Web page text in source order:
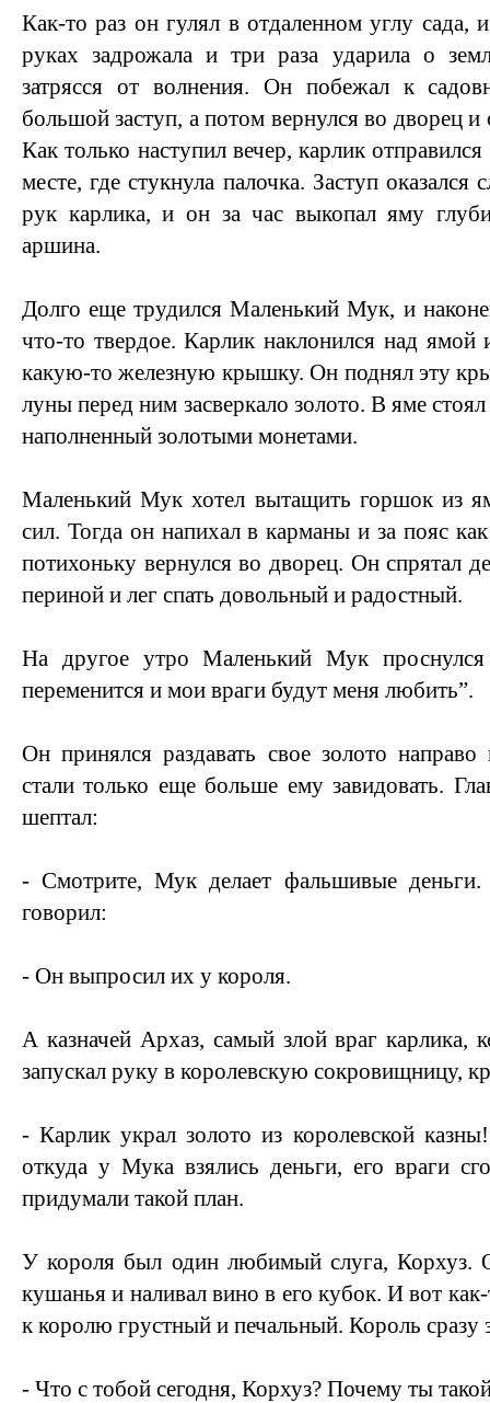
Как-то раз он гулял в отдаленном углу сада,
руках задрожала и три раза ударила о
затрясся от волнения. Он побежал к
большой заступ, а потом вернулся во дворец и
Как только наступил вечер, карлик
месте, где стукнула палочка. Заступ
рук карлика, и он за час выкопал яму
аршина.
Долго еще трудился Маленький Мук, и
что-то твердое. Карлик наклонился над
какую-то железную крышку. Он поднял эту
луны перед ним засверкало золото. В яме
наполненный золотыми монетами.
Маленький Мук хотел вытащить горшок из
сил. Тогда он напихал в карманы и за пояс
потихоньку вернулся во дворец. Он спрятал
периной и лег спать довольный и радостный.
На другое утро Маленький Мук
переменится и мои враги будут меня любить”.
Он принялся раздавать свое золото
стали только еще больше ему завидовать.
шептал:
- Смотрите, Мук делает фальшивые деньги.
говорил:
- Он выпросил их у короля.
А казначей Архаз, самый злой враг карлика,
запускал руку в королевскую сокровищницу,
- Карлик украл золото из королевской
откуда у Мука взялись деньги, его враги
придумали такой план.
У короля был один любимый слуга, Корхуз.
кушанья и наливал вино в его кубок. И вот
к королю грустный и печальный. Король сразу
- Что с тобой сегодня, Корхуз? Почему ты